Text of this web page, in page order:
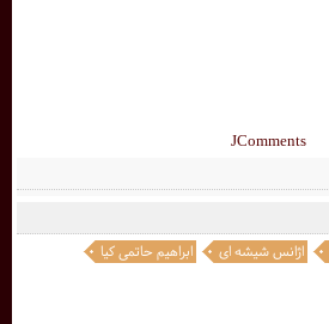
اژانس شیشه ای
ابراهیم حاتمی کیا
JComments